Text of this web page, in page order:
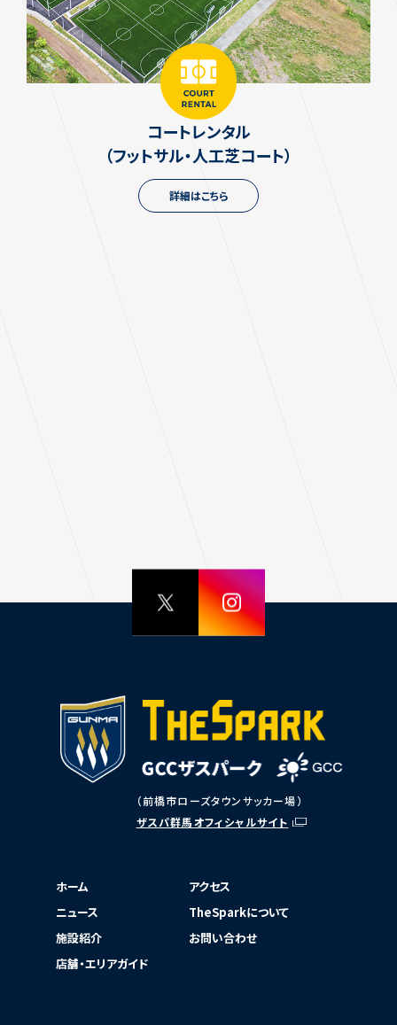
コートレンタル
（フットサル・人工芝コート）
詳細はこちら
（前橋市ローズタウンサッカー場）
ザスパ群馬オフィシャルサイト
ホーム
ニュース
施設紹介
店舗・エリアガイド
アクセス
TheSparkについて
お問い合わせ